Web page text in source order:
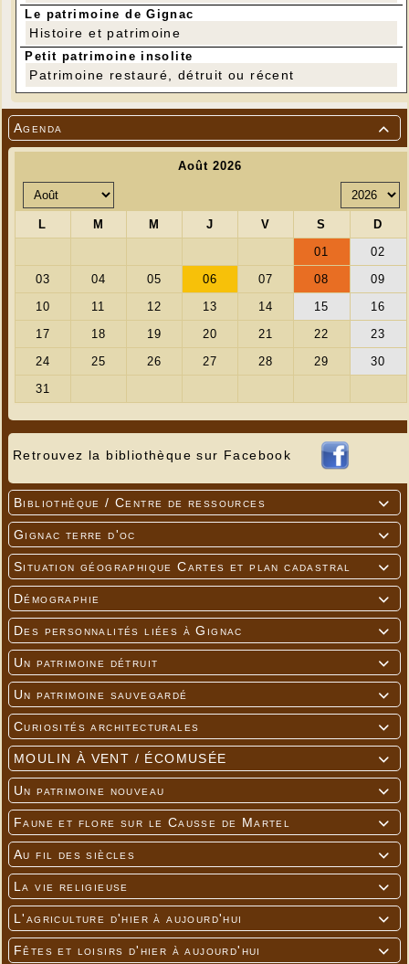

Agenda
Retrouvez la bibliothèque sur Facebook

Bibliothèque / Centre de ressources

Gignac terre d'oc

Situation géographique Cartes et plan cadastral

Démographie

Des personnalités liées à Gignac

Un patrimoine détruit

Un patrimoine sauvegardé

Curiosités architecturales

MOULIN À VENT / ÉCOMUSÉE

Un patrimoine nouveau

Faune et flore sur le Causse de Martel

Au fil des siècles

La vie religieuse

L'agriculture d'hier à aujourd'hui

Fêtes et loisirs d'hier à aujourd'hui
Le patrimoine de Gignac
Histoire et patrimoine
Petit patrimoine insolite
Patrimoine restauré, détruit ou récent